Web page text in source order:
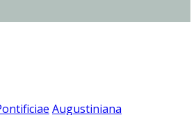
Augustiniana